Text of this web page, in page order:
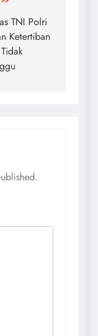
TNI Polri
Ketertiban